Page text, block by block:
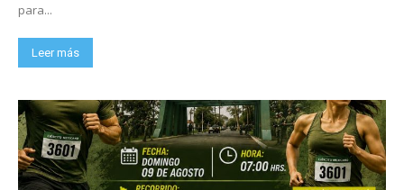
para...
Leer más